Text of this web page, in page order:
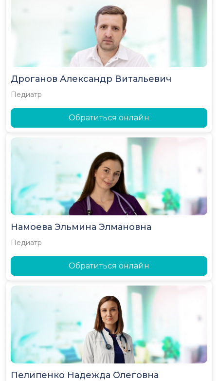
Дроганов Александр Витальевич
Педиатр
Обратиться онлайн
Намоева Эльмина Элмановна
Педиатр
Обратиться онлайн
Пелипенко Надежда Олеговна